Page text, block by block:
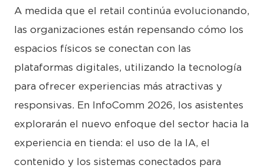
A medida que el retail continúa evolucionando,
las organizaciones están repensando cómo los
espacios físicos se conectan con las
plataformas digitales, utilizando la tecnología
para ofrecer experiencias más atractivas y
responsivas. En InfoComm 2026, los asistentes
explorarán el nuevo enfoque del sector hacia la
experiencia en tienda: el uso de la IA, el
contenido y los sistemas conectados para